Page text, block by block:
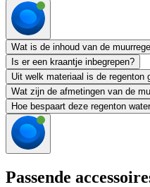
Wat is de inhoud van de
Is er een kraantje inbegrepen?
Uit welk materiaal is de regenton
Wat zijn de afmetingen van de
Hoe bespaart deze regenton
Passende